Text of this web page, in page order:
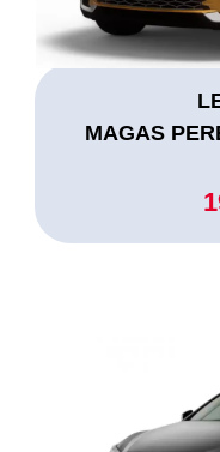
MAGAS